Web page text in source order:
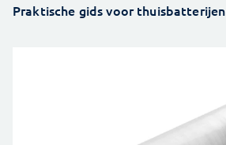
Praktische gids voor thuisbatterijen